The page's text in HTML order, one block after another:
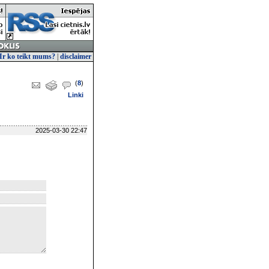
Ir ko teikt mums? disclaimer
(8)
Linki
2025-03-30 22:47